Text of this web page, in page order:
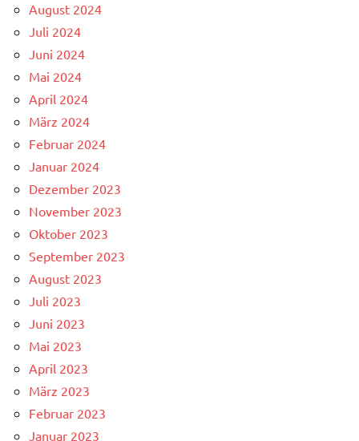
August 2024
Juli 2024
Juni 2024
Mai 2024
April 2024
März 2024
Februar 2024
Januar 2024
Dezember 2023
November 2023
Oktober 2023
September 2023
August 2023
Juli 2023
Juni 2023
Mai 2023
April 2023
März 2023
Februar 2023
Januar 2023